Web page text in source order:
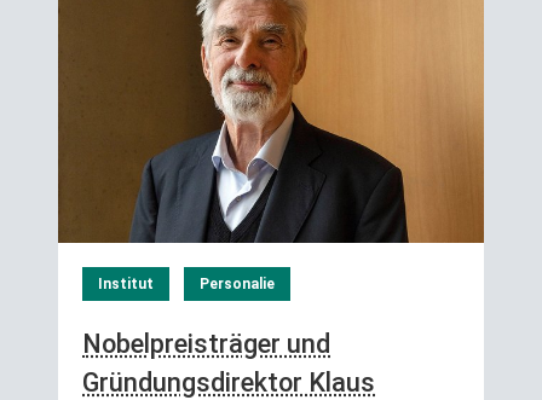
Institut Personalie
Nobelpreisträger und
Gründungsdirektor Klaus